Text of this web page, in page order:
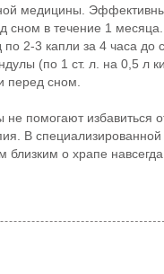
медицины.
сном в течение 1
2-3 капли за 4 часа
(по 1 ст. л. на 0,5 л
перед сном.
помогают избавиться
В
близким о храпе